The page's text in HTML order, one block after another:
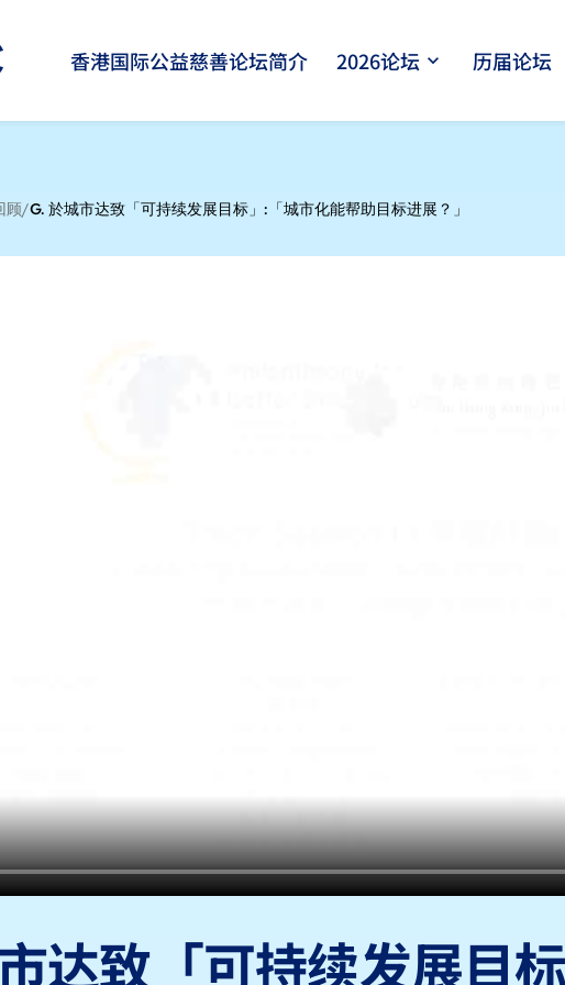
香港国际公益慈善论坛简介 2026论坛 keyboard_arrow_down 历届论坛
顾/G. 於城市达致「可持续发展目标」:「城市化能帮助目标进展？」
达致「可持续发展目